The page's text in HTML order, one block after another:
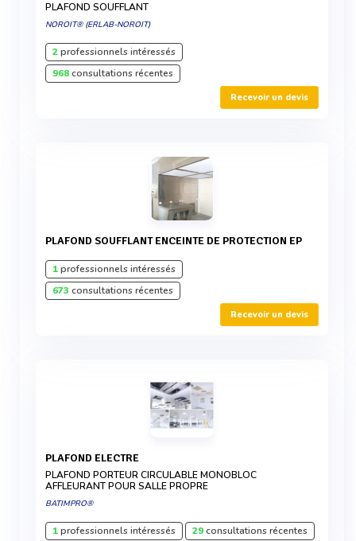
PLAFOND SOUFFLANT
NOROIT® (ERLAB-NOROIT)
2professionnels intéressés
968consultations récentes
Recevoir un devis
PLAFOND SOUFFLANT ENCEINTE DE PROTECTION EP
1professionnels intéressés
673 consultations récentes
Recevoir un devis
PLAFOND ELECTRE
PLAFOND PORTEUR CIRCULABLE MONOBLOC
AFFLEURANT POUR SALLE PROPRE
BATIMPRO®
1professionnels intéressés 29consultations récentes